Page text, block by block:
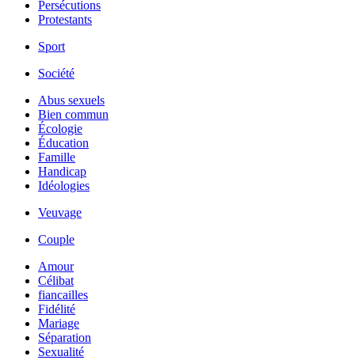
Persécutions
Protestants
Sport
Société
Abus sexuels
Bien commun
Écologie
Éducation
Famille
Handicap
Idéologies
Veuvage
Couple
Amour
Célibat
fiancailles
Fidélité
Mariage
Séparation
Sexualité